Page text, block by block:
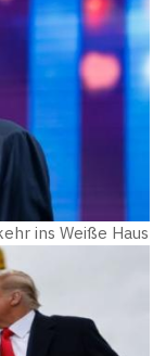
ins Weiße Haus